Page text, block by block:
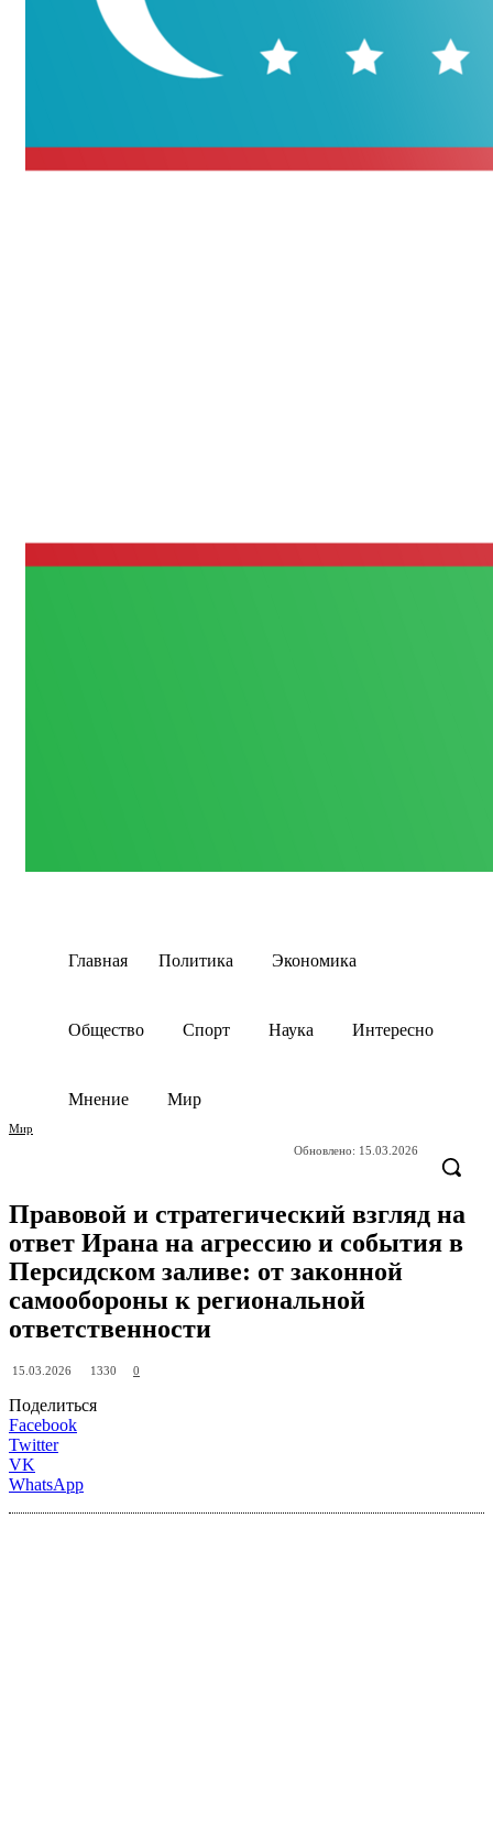
Главная Политика Экономика
Общество Спорт Наука Интересно
Мнение Мир
Мир
Обновлено: 15.03.2026
Правовой и стратегический взгляд на
ответ Ирана на агрессию и события в
Персидском заливе: от законной
самообороны к региональной
ответственности
15.03.2026 1330 0
Поделиться
Facebook
Twitter
VK
WhatsApp